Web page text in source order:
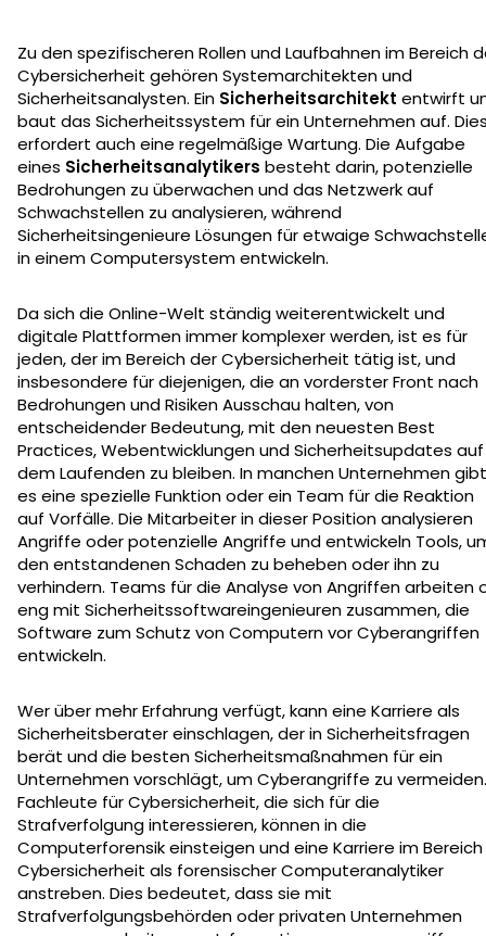
Zu den spezifischeren Rollen und Laufbahnen im Bereich
Cybersicherheit gehören Systemarchitekten und
Sicherheitsanalysten. Ein Sicherheitsarchitekt entwirft
baut das Sicherheitssystem für ein Unternehmen auf.
erfordert auch eine regelmäßige Wartung. Die Aufgabe
eines Sicherheitsanalytikers besteht darin, potenzielle
Bedrohungen zu überwachen und das Netzwerk auf
Schwachstellen zu analysieren, während
Sicherheitsingenieure Lösungen für etwaige
in einem Computersystem entwickeln.
Da sich die Online-Welt ständig weiterentwickelt und
digitale Plattformen immer komplexer werden, ist es für
jeden, der im Bereich der Cybersicherheit tätig ist, und
insbesondere für diejenigen, die an vorderster Front nach
Bedrohungen und Risiken Ausschau halten, von
entscheidender Bedeutung, mit den neuesten Best
Practices, Webentwicklungen und Sicherheitsupdates auf
dem Laufenden zu bleiben. In manchen Unternehmen gibt
es eine spezielle Funktion oder ein Team für die Reaktion
auf Vorfälle. Die Mitarbeiter in dieser Position analysieren
Angriffe oder potenzielle Angriffe und entwickeln Tools,
den entstandenen Schaden zu beheben oder ihn zu
verhindern. Teams für die Analyse von Angriffen arbeiten
eng mit Sicherheitssoftwareingenieuren zusammen, die
Software zum Schutz von Computern vor Cyberangriffen
entwickeln.
Wer über mehr Erfahrung verfügt, kann eine Karriere als
Sicherheitsberater einschlagen, der in Sicherheitsfragen
berät und die besten Sicherheitsmaßnahmen für ein
Unternehmen vorschlägt, um Cyberangriffe zu vermeiden.
Fachleute für Cybersicherheit, die sich für die
Strafverfolgung interessieren, können in die
Computerforensik einsteigen und eine Karriere im Bereich
Cybersicherheit als forensischer Computeranalytiker
anstreben. Dies bedeutet, dass sie mit
Strafverfolgungsbehörden oder privaten Unternehmen